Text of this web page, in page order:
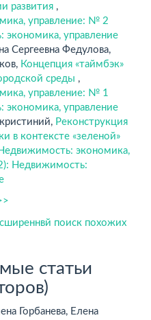
развития ,
управление: № 2
управление
Сергеевна Федулова,
Концепция «таймбэк»
среды ,
управление: № 1
управление
Реконструкция
в контексте «зеленой»
экономика,
Недвижимость:
поиск похожих
статьи
Горбанева, Елена